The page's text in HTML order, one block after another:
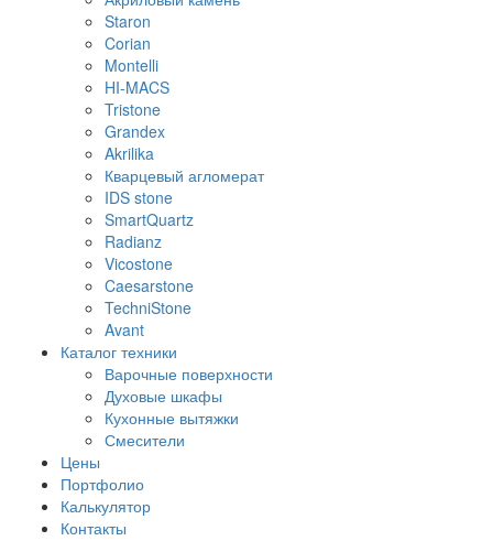
Staron
Corian
Montelli
HI-MACS
Tristone
Grandex
Akrilika
Кварцевый агломерат
IDS stone
SmartQuartz
Radianz
Vicostone
Caesarstone
TechniStone
Avant
Каталог техники
Варочные поверхности
Духовые шкафы
Кухонные вытяжки
Смесители
Цены
Портфолио
Калькулятор
Контакты